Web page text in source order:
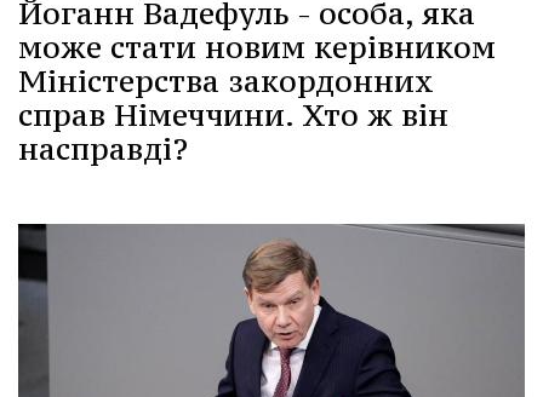
Йоганн Вадефуль - особа, яка
може стати новим керівником
Міністерства закордонних
справ Німеччини. Хто ж він
насправді?